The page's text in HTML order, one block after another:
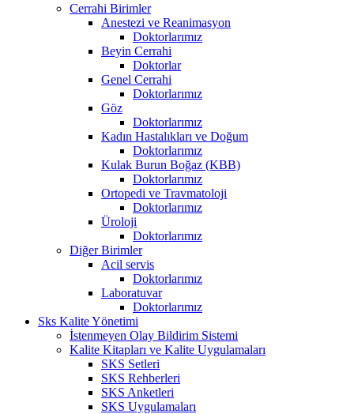
Cerrahi Birimler
Anestezi ve Reanimasyon
Doktorlarımız
Beyin Cerrahi
Doktorlar
Genel Cerrahi
Doktorlarımız
Göz
Doktorlarımız
Kadın Hastalıkları ve Doğum
Doktorlarımız
Kulak Burun Boğaz (KBB)
Doktorlarımız
Ortopedi ve Travmatoloji
Doktorlarımız
Üroloji
Doktorlarımız
Diğer Birimler
Acil servis
Doktorlarımız
Laboratuvar
Doktorlarımız
Sks Kalite Yönetimi
İstenmeyen Olay Bildirim Sistemi
Kalite Kitapları ve Kalite Uygulamaları
SKS Setleri
SKS Rehberleri
SKS Anketleri
SKS Uygulamaları